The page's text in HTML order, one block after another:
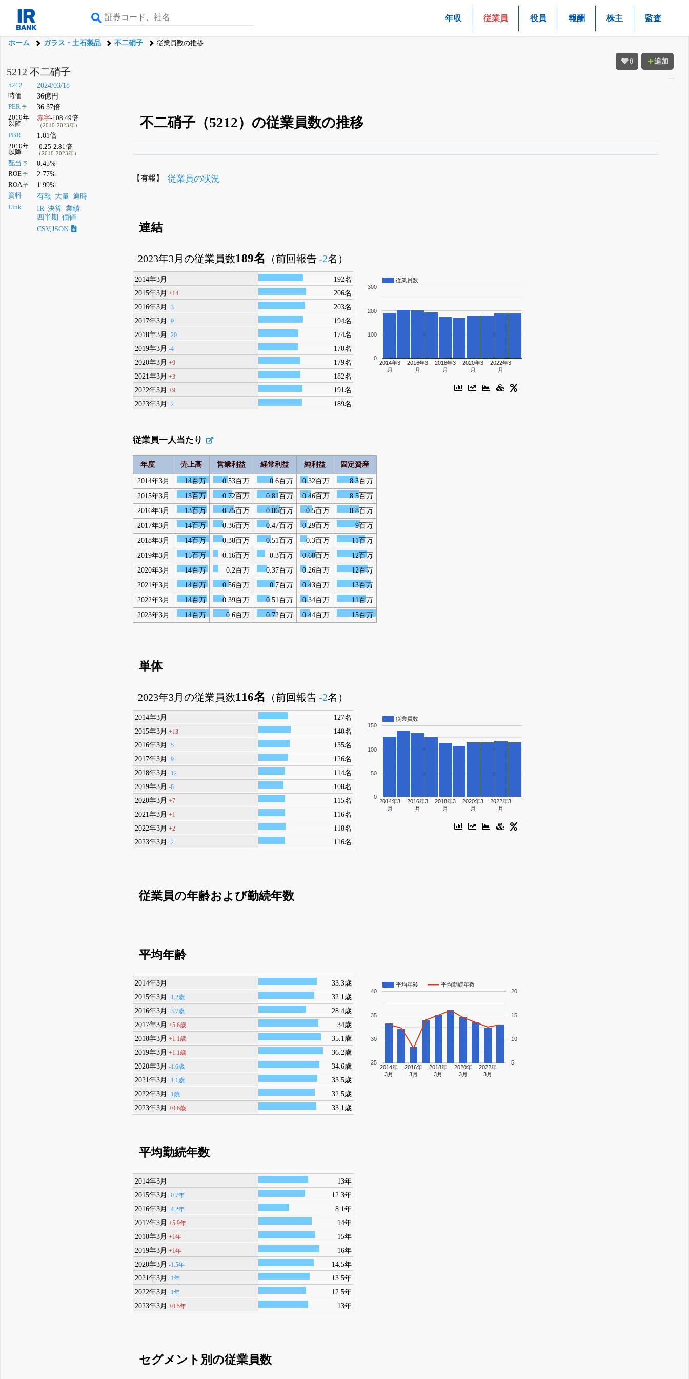
年収 従業員 役員 報酬 株主 監査
ホーム ガラス・土石製品 不二硝子 従業員数の推移
0 追加
5212 不二硝子
5212 2024/03/18
時価 36億円
PER予 36.37倍
2010年
以降
赤字-108.49倍
（2010-2023年）
PBR 1.01倍
2010年
以降
0.25-2.81倍
（2010-2023年）
配当 予 0.45%
ROE予 2.77%
ROA 予 1.99%
資料 有報 大量 適時
Link IR 決算 業績
四半期 価値
CSV,JSON
不二硝子（5212）の従業員数の推移
無料でβ版をはじめる
【有報】 従業員の状況
連結
2023年3月の従業員数189名 （前回報告-2名）
2014年3月
192名
2015年3月+14
206名
2016年3月-3
203名
2017年3月-9
194名
2018年3月-20
174名
2019年3月-4
170名
2020年3月+9
179名
2021年3月+3
182名
2022年3月+9
191名
2023年3月-2 189名
従業員数
2014年3
月
2016年3
月
2018年3
月
2020年3
月
2022年3
月
0
100
200
300
従業員一人当たり
年度 売上高 営業利益 経常利益 純利益 固定資産
2014年3月 14百万 0.53百万 0.6百万 0.32百万
8.3百万
2015年3月
13百万 0.72百万 0.81百万 0.46百万
8.5百万
2016年3月
13百万 0.75百万 0.86百万 0.5百万
8.8百万
2017年3月
14百万 0.36百万 0.47百万 0.29百万
9百万
2018年3月
14百万 0.38百万 0.51百万 0.3百万
11百万
2019年3月
15百万 0.16百万 0.3百万 0.68百万
12百万
2020年3月
14百万 0.2百万 0.37百万 0.26百万
12百万
2021年3月
14百万 0.56百万 0.7百万 0.43百万
13百万
2022年3月
14百万 0.39百万 0.51百万 0.34百万
11百万
2023年3月
14百万 0.6百万 0.72百万 0.44百万 15百万
単体
2023年3月の従業員数116名 （前回報告-2名）
2014年3月
127名
2015年3月+13
140名
2016年3月-5
135名
2017年3月-9
126名
2018年3月-12
114名
2019年3月-6
108名
2020年3月+7
115名
2021年3月+1
116名
2022年3月+2
118名
2023年3月-2 116名
従業員数
2014年3
月
2016年3
月
2018年3
月
2020年3
月
2022年3
月
0
50
100
150
従業員の年齢および勤続年数
平均年齢
2014年3月
33.3歳
2015年3月-1.2歳
32.1歳
2016年3月-3.7歳
28.4歳
2017年3月+5.6歳
34歳
2018年3月+1.1歳
35.1歳
2019年3月+1.1歳
36.2歳
2020年3月-1.6歳
34.6歳
2021年3月-1.1歳
33.5歳
2022年3月-1歳
32.5歳
2023年3月+0.6歳 33.1歳
平均勤続年数
2014年3月
13年
2015年3月-0.7年
12.3年
2016年3月-4.2年
8.1年
2017年3月+5.9年
14年
2018年3月+1年
15年
2019年3月+1年
16年
2020年3月-1.5年
14.5年
2021年3月-1年
13.5年
2022年3月-1年
12.5年
2023年3月+0.5年 13年
平均年齢 平均勤続年数
2014年
3月
2016年
3月
2018年
3月
2020年
3月
2022年
3月
25
30
35
40
5
10
15
20
セグメント別の従業員数